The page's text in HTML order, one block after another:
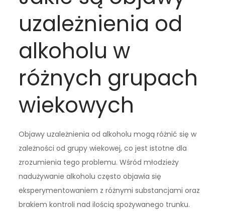
uzależnienia od
alkoholu w
różnych grupach
wiekowych
Objawy uzależnienia od alkoholu mogą różnić się w
zależności od grupy wiekowej, co jest istotne dla
zrozumienia tego problemu. Wśród młodzieży
nadużywanie alkoholu często objawia się
eksperymentowaniem z różnymi substancjami oraz
brakiem kontroli nad ilością spożywanego trunku.